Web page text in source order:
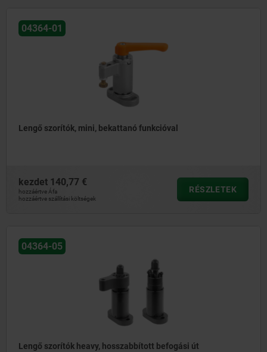
04364-01
Lengő szorítók, mini, bekattanó funkcióval
kezdet 140,77 €
hozzáértve Áfa
hozzáértve szállítási költségek
RÉSZLETEK
04364-05
Lengő szorítók heavy, hosszabbított befogási út